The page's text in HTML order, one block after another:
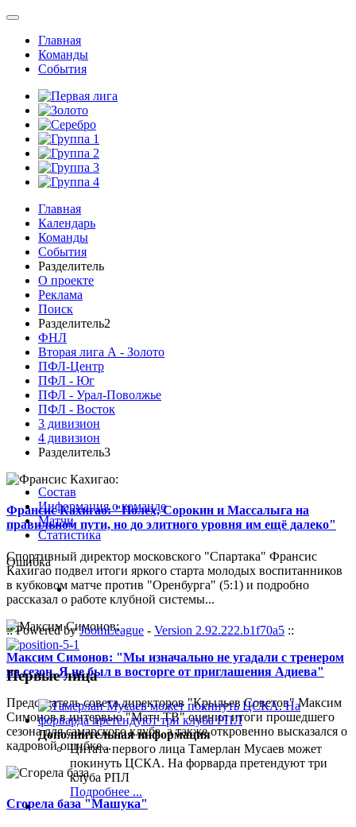
Главная
Команды
События
Главная
Календарь
Команды
События
Разделитель
О проекте
Реклама
Поиск
Разделитель2
ФНЛ
Вторая лига А - Золото
ПФЛ-Центр
ПФЛ - Юг
ПФЛ - Урал-Поволжье
ПФЛ - Восток
3 дивизион
4 дивизион
Разделитель3
Франсис Кахигао: "Полех, Сорокин и Массалыга на
правильном пути, но до элитного уровня им ещё далеко"
Спортивный директор московского "Спартака" Франсис
Кахигао подвел итоги яркого старта молодых воспитанников
в кубковом матче против "Оренбурга" (5:1) и подробно
рассказал о работе клубной системы...
Максим Симонов: "Мы изначально не угадали с тренером
на сезон. Я не был в восторге от приглашения Адиева"
Председатель совета директоров "Крыльев Советов" Максим
Симонов в интервью "Матч ТВ" оценил итоги прошедшего
сезона для самарского клуба, а также откровенно высказался о
кадровой ошибке...
Сгорела база "Машука"
Состав
Информация о команде
Матчи
Статистика
Ошибка
:: Powered byJoomLeague - Version 2.92.222.b1f70a5 ::
Первые лица
Дополнительная информация
Цитата первого лица Тамерлан Мусаев может
покинуть ЦСКА. На форварда претендуют три
клуба РПЛ
Подробнее ...